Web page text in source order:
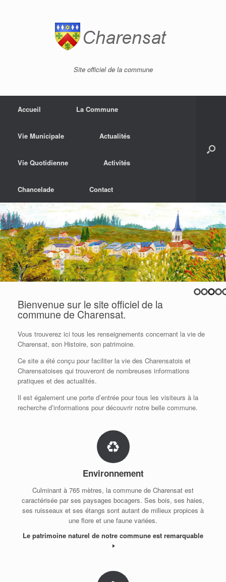
Site officiel de la commune
Accueil La Commune
Vie Municipale Actualités
Vie Quotidienne Activités
Chancelade Contact
Bienvenue sur le site officiel de la
commune de Charensat.
Vous trouverez ici tous les renseignements concernant la vie de
Charensat, son Histoire, son patrimoine.
Ce site a été conçu pour faciliter la vie des Charensatois et
Charensatoises qui trouveront de nombreuses informations
pratiques et des actualités.
Il est également une porte d’entrée pour tous les visiteurs à la
recherche d’informations pour découvrir notre belle commune.
Environnement
Culminant à 765 mètres, la commune de Charensat est
caractérisée par ses paysages bocagers. Ses bois, ses haies,
ses ruisseaux et ses étangs sont autant de milieux propices à
une flore et une faune variées.
Le patrimoine naturel de notre commune est remarquable